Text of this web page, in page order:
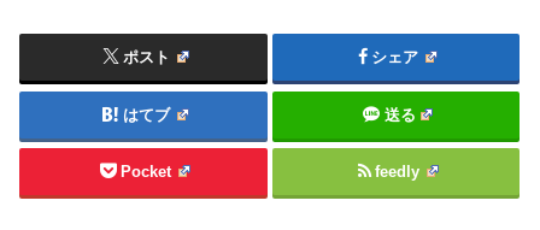
ポスト シェア
はてブ 送る
Pocket feedly